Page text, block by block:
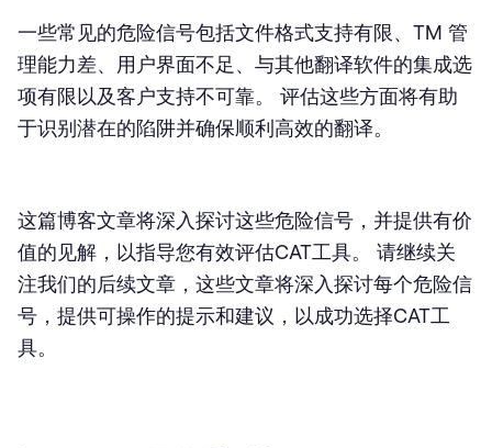
一些常见的危险信号包括文件格式支持有限、TM 管
理能力差、用户界面不足、与其他翻译软件的集成选
项有限以及客户支持不可靠。 评估这些方面将有助
于识别潜在的陷阱并确保顺利高效的翻译。
这篇博客文章将深入探讨这些危险信号，并提供有价
值的见解，以指导您有效评估CAT工具。 请继续关
注我们的后续文章，这些文章将深入探讨每个危险信
号，提供可操作的提示和建议，以成功选择CAT工
具。